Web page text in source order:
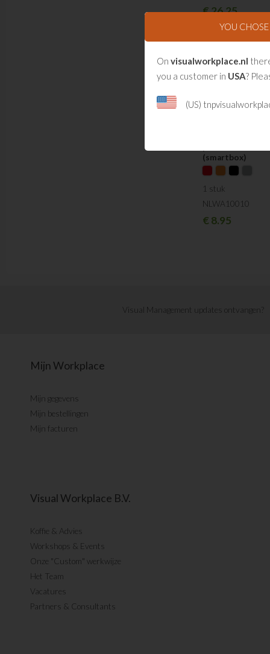
€26.25
(smartbox)
1 stuk
NLWA10010
€8.95
Visual Management updates ontvangen?
Mijn Workplace
Mijn gegevens
Mijn bestellingen
Mijn facturen
Visual Workplace B.V.
Koffie & Advies
Workshops & Events
Onze "Custom" werkwijze
Het Team
Vacatures
Partners & Consultants
YOU CHOSE
On visualworkplace.nl
you a customer in USA?
(US)